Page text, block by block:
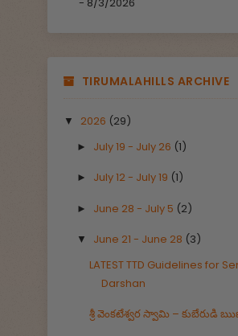
TIRUMALAHILLS ARCHIVE
▼ 2026 (29)
► July 19 - July 26 (1)
► July 12 - July 19 (1)
► June 28 - July 5 (2)
▼ June 21 - June 28 (3)
LATEST TTD Guidelines for
Darshan
శ్రీ వెంకటేశ్వర స్వామి – కుబేరుడి